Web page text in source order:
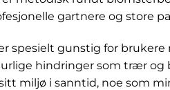
gartnere og store
spesielt gunstig for
hindringer som trær
miljø i sanntid, noe som